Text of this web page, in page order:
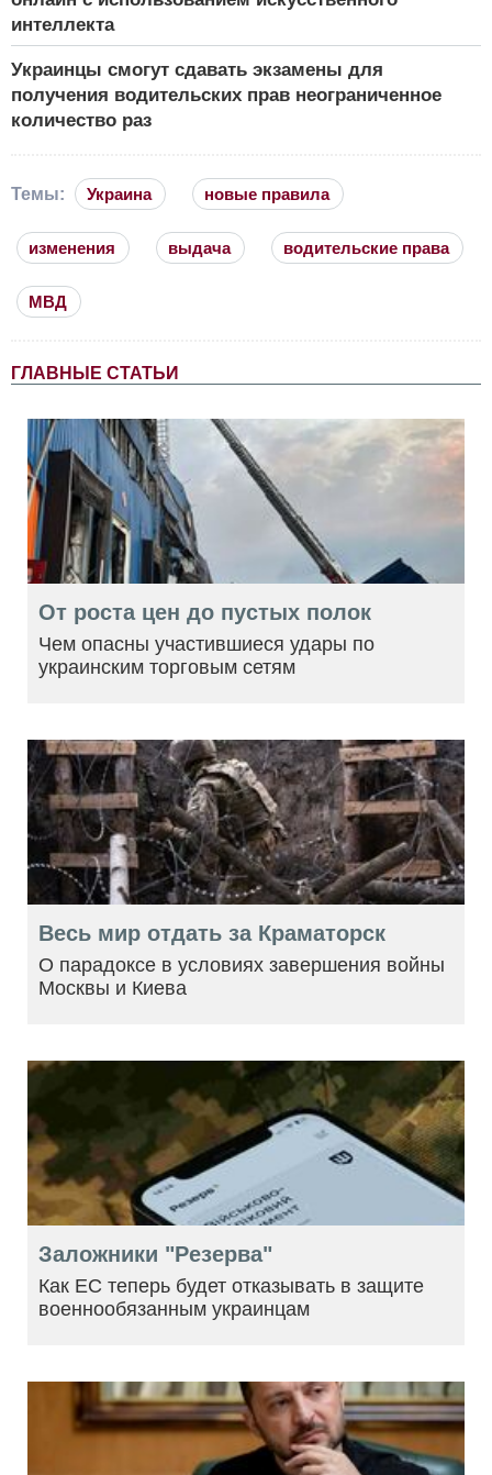
интеллекта
Украинцы смогут сдавать экзамены для
получения водительских прав неограниченное
количество раз
Темы: Украина новые правила
изменения выдача водительские права
МВД
ГЛАВНЫЕ СТАТЬИ
От роста цен до пустых полок
Чем опасны участившиеся удары по
украинским торговым сетям
Весь мир отдать за Краматорск
О парадоксе в условиях завершения войны
Москвы и Киева
Заложники "Резерва"
Как ЕС теперь будет отказывать в защите
военнообязанным украинцам